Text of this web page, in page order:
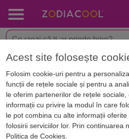
Acasă Blog Horoscop. Zodii
Care îţi este zodia
dragoste, un tango
ce se atrag
Acest site folosește
Folosim cookie-uri pentru a
funcții de rețele sociale și pentru a
le oferim partenerilor de rețele
informații cu privire la modul în care
le pot combina cu alte informații
folosirii serviciilor lor. Prin continuarea
Politica de Cookies.